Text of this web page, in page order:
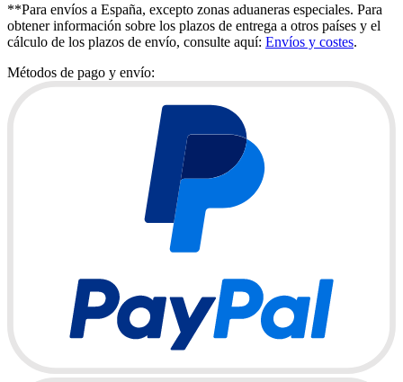
**Para envíos a España, excepto zonas aduaneras especiales. Para
obtener información sobre los plazos de entrega a otros países y el
cálculo de los plazos de envío, consulte aquí: Envíos y costes.
Métodos de pago y envío: